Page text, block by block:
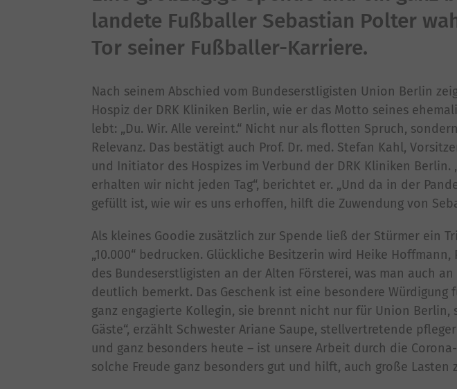
landete Fußballer Sebastian Polter
Tor seiner Fußballer-Karriere.
Nach seinem Abschied vom Bundeserstligisten Union Berlin
Hospiz der DRK Kliniken Berlin, wie er das Motto seines
lebt: „Du. Wir. Alle vereint.“ Nicht nur als flotten Spruch,
Relevanz. Das bestätigt auch Prof. Dr. med. Stefan Kahl,
und Initiator des Hospizes im Verbund der DRK Kliniken Berlin.
erhalten wir nicht jeden Tag“, berichtet er. „Und da in der
gefüllt ist, wie wir es uns erhoffen, hilft die Zuwendung von
Als kleines Goodie zusätzlich zur Spende ließ der Stürmer ein
„10.000“ bedrucken. Glückliche Besitzerin wird Heike
des Bundeserstligisten an der Alten Försterei, was man auch
deutlich bemerkt. Das Geschenk ist eine besondere Würdigung
ganz engagierte Kollegin, sie brennt nicht nur für Union Berlin,
Gäste“, erzählt Schwester Ariane Saupe, stellvertretende
und ganz besonders heute – ist unsere Arbeit durch die
solche Freude ganz besonders gut und hilft, auch große Lasten